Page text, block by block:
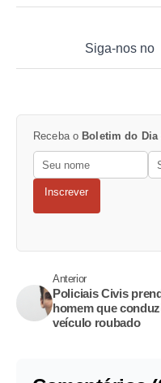
Siga-nos no
Receba o Boletim do Dia
Inscrever
Anterior
Policiais Civis
homem que
veículo roubado